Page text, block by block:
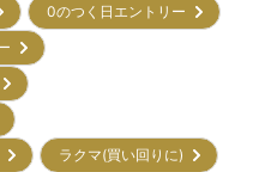
0のつく日エントリー
ー
)
ラクマ(買い回りに)